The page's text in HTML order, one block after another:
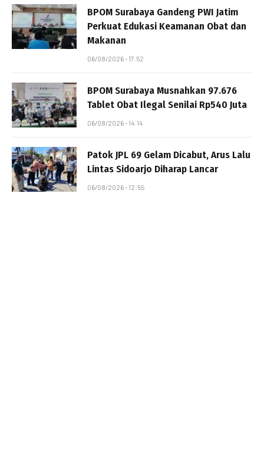
BPOM Surabaya Gandeng PWI Jatim
Perkuat Edukasi Keamanan Obat dan
Makanan
06/08/2026 - 17:52
BPOM Surabaya Musnahkan 97.676
Tablet Obat Ilegal Senilai Rp540 Juta
06/08/2026 - 14:14
Patok JPL 69 Gelam Dicabut, Arus Lalu
Lintas Sidoarjo Diharap Lancar
06/08/2026 - 12:55